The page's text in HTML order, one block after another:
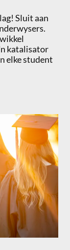
Sluit aan
katalisator
elke student